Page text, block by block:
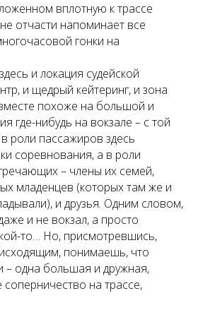
вплотную к трассе
отчасти напоминает все
гонки на
и локация судейской
и щедрый кейтеринг, и зона
похоже на большой и
где-нибудь на вокзале – с той
роли пассажиров здесь
соревнования, а в роли
– члены их семей,
младенцев (которых там же и
и друзья. Одним словом,
и не вокзал, а просто
то… Но, присмотревшись,
понимаешь, что
– одна большая и дружная,
на трассе,